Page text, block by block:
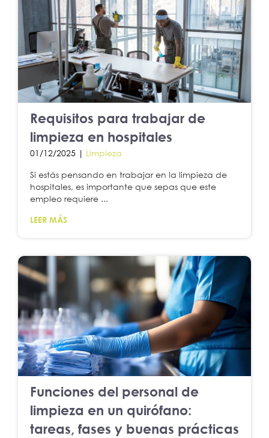
Requisitos para trabajar de
limpieza en hospitales
01/12/2025 | Limpieza
Si estás pensando en trabajar en la limpieza de
hospitales, es importante que sepas que este
empleo requiere ...
LEER MÁS
Funciones del personal de
limpieza en un quirófano:
tareas, fases y buenas prácticas